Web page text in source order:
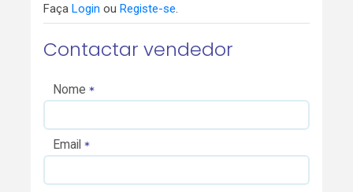
Faça Login ou Registe-se.
Contactar vendedor
Nome
Email